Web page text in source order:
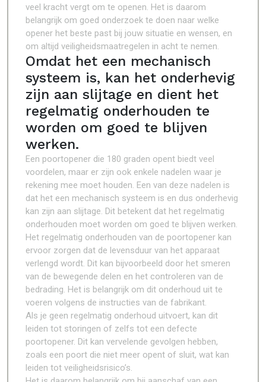
veel kracht vergt om te openen. Het is daarom
belangrijk om goed onderzoek te doen naar welke
opener het beste past bij jouw situatie en wensen, en
om altijd veiligheidsmaatregelen in acht te nemen.
Omdat het een mechanisch
systeem is, kan het onderhevig
zijn aan slijtage en dient het
regelmatig onderhouden te
worden om goed te blijven
werken.
Een poortopener die 180 graden opent biedt veel
voordelen, maar er zijn ook enkele nadelen waar je
rekening mee moet houden. Een van deze nadelen is
dat het een mechanisch systeem is en dus onderhevig
kan zijn aan slijtage. Dit betekent dat het regelmatig
onderhouden moet worden om goed te blijven werken.
Het regelmatig onderhouden van de poortopener kan
ervoor zorgen dat de levensduur van het apparaat
verlengd wordt. Dit kan bijvoorbeeld door het smeren
van de bewegende delen en het controleren van de
bedrading. Het is belangrijk om dit onderhoud uit te
voeren volgens de instructies van de fabrikant.
Als je geen regelmatig onderhoud uitvoert, kan dit
leiden tot storingen of zelfs tot een defecte
poortopener. Dit kan vervelende gevolgen hebben,
zoals een poort die niet meer opent of sluit, wat kan
leiden tot veiligheidsrisico’s.